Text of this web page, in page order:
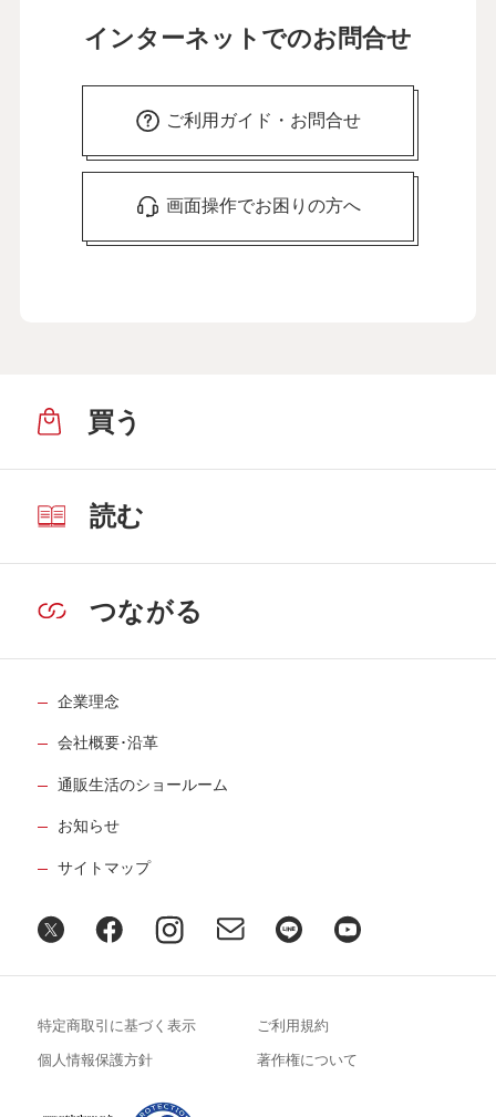
インターネットでのお問合せ
ご利用ガイド・お問合せ
画面操作でお困りの方へ
買う
読む
つながる
企業理念
会社概要･沿革
通販生活のショールーム
お知らせ
サイトマップ
特定商取引に基づく表示 ご利用規約
個人情報保護方針 著作権について